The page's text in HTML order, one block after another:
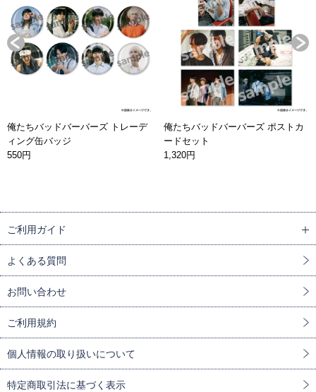
俺たちバッドバーバーズ トレーデ
ィング缶バッジ
550円
俺たちバッドバーバーズ ポストカ
ードセット
1,320円
ご利用ガイド
よくある質問
お問い合わせ
ご利用規約
個人情報の取り扱いについて
特定商取引法に基づく表示